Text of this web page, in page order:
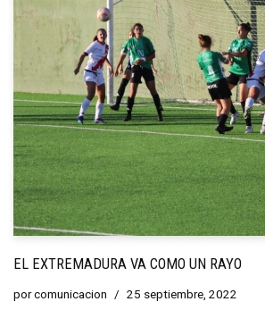
EL EXTREMADURA VA COMO UN RAYO
porcomunicacion 25 septiembre, 2022